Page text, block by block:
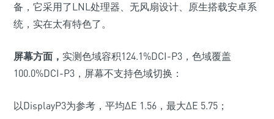
备，它采用了LNL处理器、无风扇设计、原生搭载安卓系
统，实在太有特色了。
屏幕方面， 实测色域容积124.1%DCI-P3 ，色域覆盖
100.0%DCI-P3 ，屏幕不支持色域切换：
以DisplayP3为参考，平均ΔE 1.56 ，最大ΔE 5.75 ；